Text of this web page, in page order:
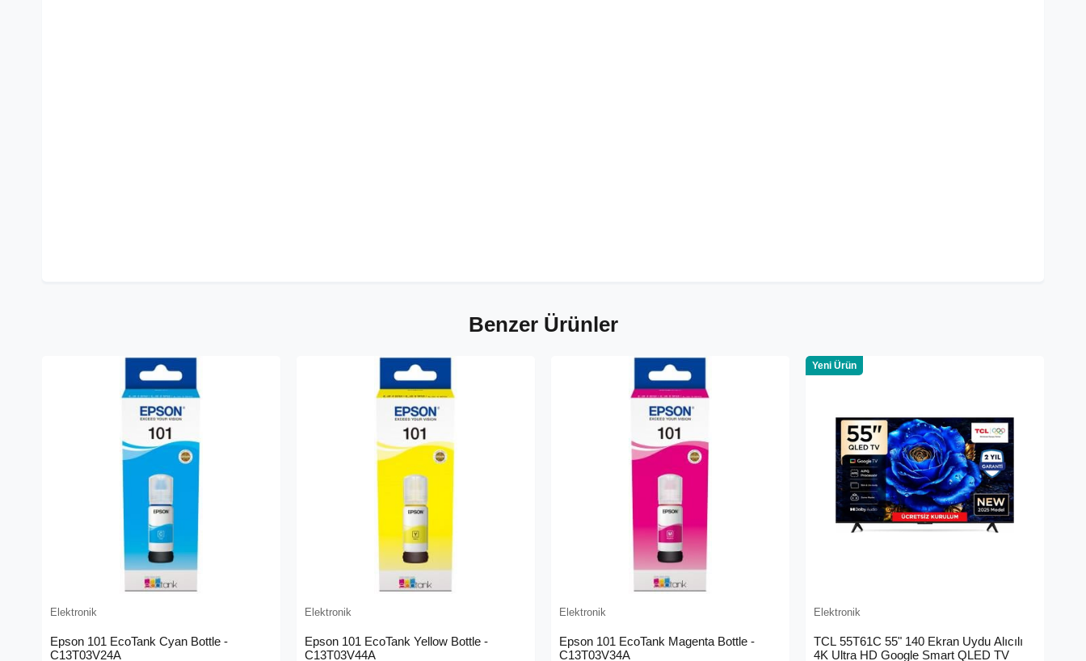
Benzer Ürünler
Elektronik
Epson 101 EcoTank Cyan Bottle -
C13T03V24A
Elektronik
Epson 101 EcoTank Yellow Bottle -
C13T03V44A
Elektronik
Epson 101 EcoTank Magenta Bottle -
C13T03V34A
Elektronik
TCL 55T61C 55" 140 Ekran Uydu Alıcılı
4K Ultra HD Google Smart QLED TV
Yeni Ürün